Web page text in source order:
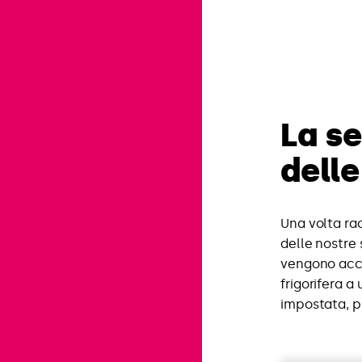
La
Una volta
delle nostre
vengono
frigorifera a
impostata,